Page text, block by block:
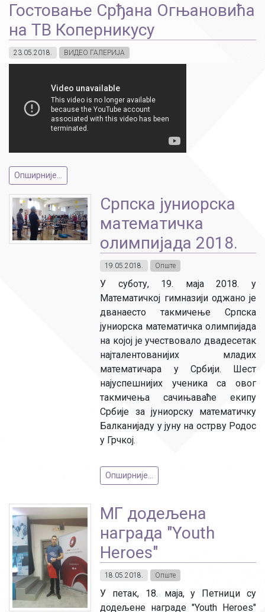
Гостовање Срђана Огњановића
на ТВ Коперникусу
23.05.2018. ВИДЕО ГАЛЕРИЈА
Опширније...
Српска јуниорска
математичка
олимпијада 2018.
19.05.2018. Опште
У суботу, 19. маја 2018. у
Математичкој гимназији оджано је
дванаесто такмичење Српска
јуниорска математичка олимпијада
на којој је учествовало двадесетак
најталентованијих младих
математичара у Србији. Шест
најуспешнијих ученика са овог
такмичења сачињаваће екипу
Србије за јуниорску математичку
Балканијаду у јуну на острву Родос
у Грчкој.
Опширније...
МГ додељена
награда "Youth
Heroes"
18.05.2018. Опште
У петак, 18. маја, у Петници су
додељене награде "Youth Heroes"